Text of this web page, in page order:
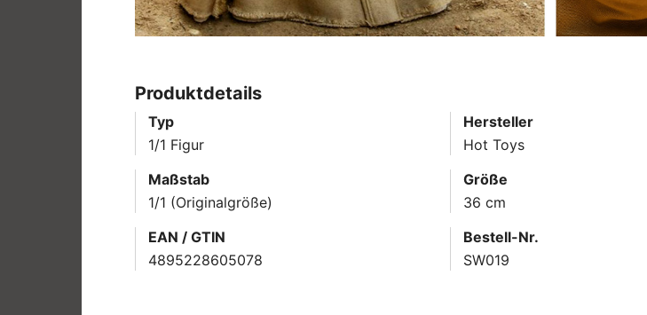
Produktdetails
Typ
1/1 Figur
Hersteller
Hot Toys
Maßstab
1/1 (Originalgröße)
Größe
36 cm
EAN / GTIN
4895228605078
Bestell-Nr.
SW019